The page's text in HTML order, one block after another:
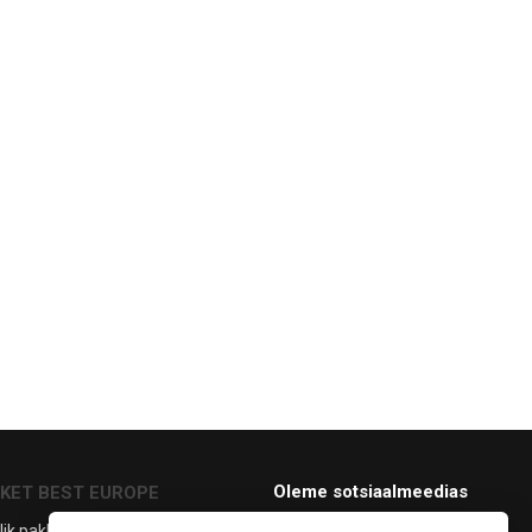
BEST EUROPE Oleme sotsiaalmeedias